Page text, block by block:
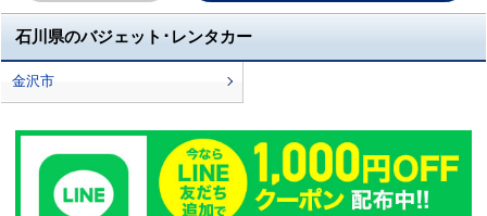
石川県のバジェット･レンタカー
金沢市